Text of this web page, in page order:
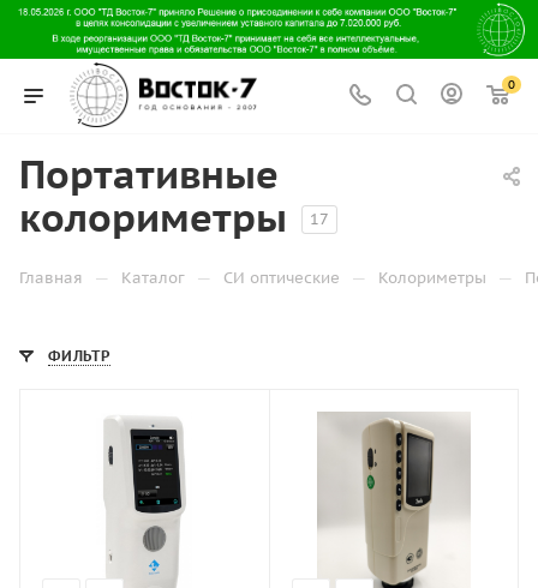
0
Портативные
колориметры
17
Главная — Каталог — СИ оптические — Колориметры —
ФИЛЬТР